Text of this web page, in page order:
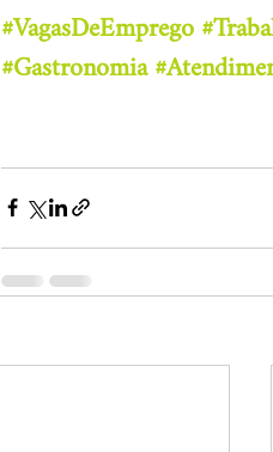
#VagasDeEmprego
#Gastronomia